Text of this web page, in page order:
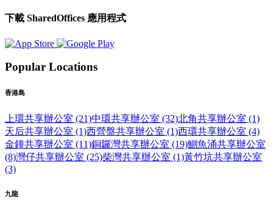
下載 SharedOffices 應用程式
Popular Locations
香港島
上環共享辦公室 (21)中環共享辦公室 (32)北角共享辦公室 (1)
天后共享辦公室 (1)西營盤共享辦公室 (1)西環共享辦公室 (4)
金鐘共享辦公室 (11)銅鑼灣共享辦公室 (19)鰂魚涌共享辦公室
(8)灣仔共享辦公室 (25)柴灣共享辦公室 (1)黃竹坑共享辦公室
(3)
九龍